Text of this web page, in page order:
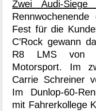
Zwei Audi-
Fest für die
C’Rock gewann
R8 LMS von
Motorsport. Im
Carrie Schreiner
Im Dunlop-60-
mit Fahrerkollege